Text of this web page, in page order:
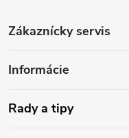
p
ä
Zákaznícky servis
Informácie
Rady a tipy